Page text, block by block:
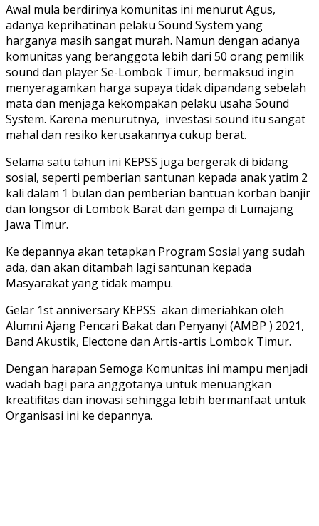
Awal mula berdirinya komunitas ini menurut Agus,
adanya keprihatinan pelaku Sound System yang
harganya masih sangat murah. Namun dengan adanya
komunitas yang beranggota lebih dari 50 orang pemilik
sound dan player Se-Lombok Timur, bermaksud ingin
menyeragamkan harga supaya tidak dipandang sebelah
mata dan menjaga kekompakan pelaku usaha Sound
System. Karena menurutnya, investasi sound itu sangat
mahal dan resiko kerusakannya cukup berat.
Selama satu tahun ini KEPSS juga bergerak di bidang
sosial, seperti pemberian santunan kepada anak yatim 2
kali dalam 1 bulan dan pemberian bantuan korban banjir
dan longsor di Lombok Barat dan gempa di Lumajang
Jawa Timur.
Ke depannya akan tetapkan Program Sosial yang sudah
ada, dan akan ditambah lagi santunan kepada
Masyarakat yang tidak mampu.
Gelar 1st anniversary KEPSS akan dimeriahkan oleh
Alumni Ajang Pencari Bakat dan Penyanyi (AMBP ) 2021,
Band Akustik, Electone dan Artis-artis Lombok Timur.
Dengan harapan Semoga Komunitas ini mampu menjadi
wadah bagi para anggotanya untuk menuangkan
kreatifitas dan inovasi sehingga lebih bermanfaat untuk
Organisasi ini ke depannya.